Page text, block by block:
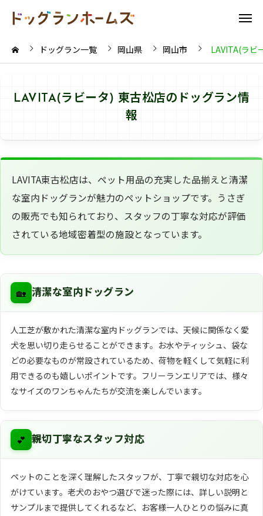
ドッグラン一覧 岡山県 岡山市 LAVITA(ラビ
LAVITA(ラビータ) 東古松店のドッグラン情
報
LAVITA東古松店は、ペット用品の充実した品揃えと清潔
な室内ドッグランが魅力のペットショップです。うさぎ
の販売でも知られており、スタッフの丁寧な対応が評価
されている地域密着型の施設となっています。
🏡 清潔な室内ドッグラン
人工芝が敷かれた清潔な室内ドッグランでは、天候に関係なく愛
犬を思い切り走らせることができます。お水やティッシュ、袋な
どの必要なものが常設されているため、荷物を軽くして気軽に利
用できるのも嬉しいポイントです。フリーランエリアでは、様々
なサイズのワンちゃんたちが交流を楽しんでいます。
💕 親切丁寧なスタッフ対応
ペットのことを深く理解したスタッフが、丁寧で親切な対応を心
がけています。老犬のおやつ選びで迷った際には、詳しい説明と
サンプルまで提供してくれるなど、お客様一人ひとりの悩みに真